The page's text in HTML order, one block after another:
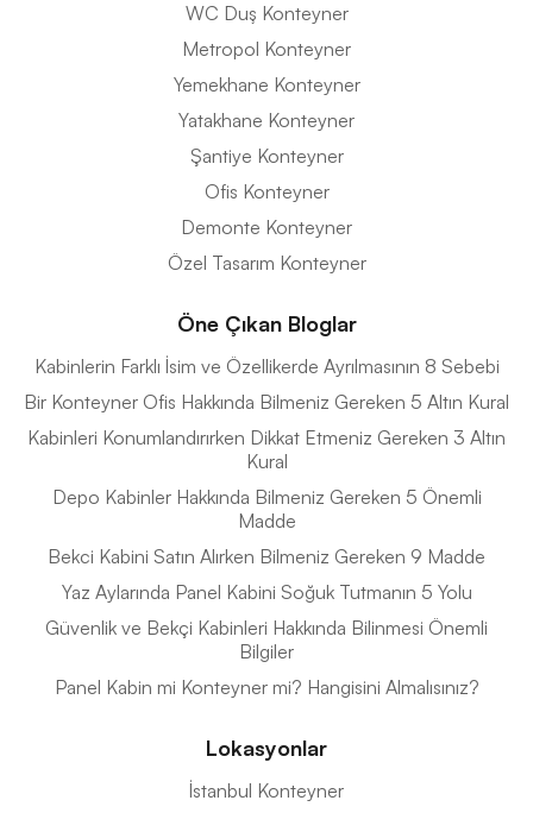
WC Duş Konteyner
Metropol Konteyner
Yemekhane Konteyner
Yatakhane Konteyner
Şantiye Konteyner
Ofis Konteyner
Demonte Konteyner
Özel Tasarım Konteyner
Öne Çıkan Bloglar
Kabinlerin Farklı İsim ve Özellikerde Ayrılmasının 8 Sebebi
Bir Konteyner Ofis Hakkında Bilmeniz Gereken 5 Altın Kural
Kabinleri Konumlandırırken Dikkat Etmeniz Gereken 3 Altın
Kural
Depo Kabinler Hakkında Bilmeniz Gereken 5 Önemli
Madde
Bekci Kabini Satın Alırken Bilmeniz Gereken 9 Madde
Yaz Aylarında Panel Kabini Soğuk Tutmanın 5 Yolu
Güvenlik ve Bekçi Kabinleri Hakkında Bilinmesi Önemli
Bilgiler
Panel Kabin mi Konteyner mi? Hangisini Almalısınız?
Lokasyonlar
İstanbul Konteyner